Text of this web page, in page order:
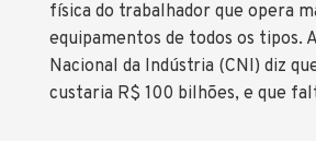
Doenças profissionais e
também são consideradas
trabalho, conforme define o
mesma lei nas seguintes
física do trabalhador que opera
equipamentos de todos os tipos.
Nacional da Indústria (CNI) diz
custaria R$ 100 bilhões, e que